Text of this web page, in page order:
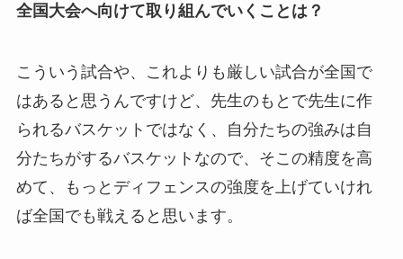
全国大会へ向けて取り組んでいくことは？
こういう試合や、これよりも厳しい試合が全国で
はあると思うんですけど、先生のもとで先生に作
られるバスケットではなく、自分たちの強みは自
分たちがするバスケットなので、そこの精度を高
めて、もっとディフェンスの強度を上げていけれ
ば全国でも戦えると思います。